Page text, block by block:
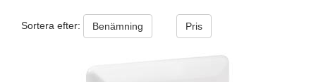
Sortera efter: Benämning Pris